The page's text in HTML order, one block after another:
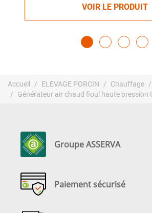
VOIR LE PRODUIT
Accueil ELEVAGE PORCIN Chauffage
Générateur air chaud fioul haute pression
Groupe ASSERVA
Paiement sécurisé